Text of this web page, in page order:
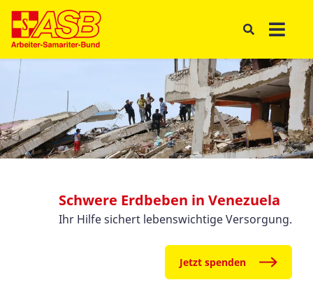
Schwere Erdbeben in Venezuela
Ihr Hilfe sichert lebenswichtige Versorgung.
Jetzt spenden